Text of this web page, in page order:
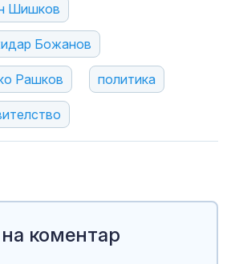
Шишков
Божанов
Рашков политика
коментар